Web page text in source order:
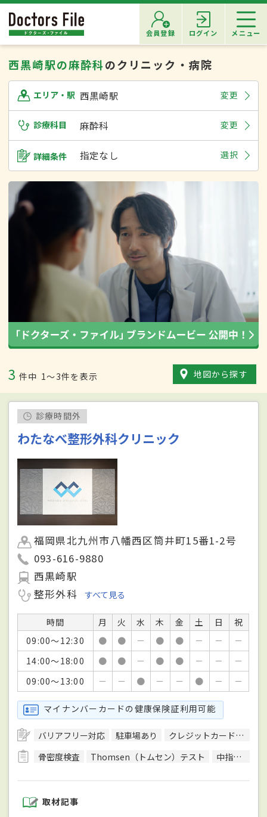
会員登録 ログイン メニュー
西黒崎駅の麻酔科のクリニック・病院
エリア・駅 西黒崎駅 変更
診療科目 麻酔科 変更
詳細条件 指定なし 選択
3 件中 1〜3件を表示 地図から探す
診療時間外
わたなべ整形外科クリニック
福岡県北九州市八幡西区筒井町15番1-2号
093-616-9880
西黒崎駅
整形外科
すべて見る
時間 月 火 水 木 金 土 日
祝
09:00～12:30
● ● － ● ● － －
－
14:00～18:00
● ● － ● ● － －
－
09:00～13:00
－ － ● － － ● － －
マイナンバーカードの健康保険証利用可能
バリアフリー対応 駐車場あり クレジットカード対応
骨密度検査
Thomsen（トムセン）テスト 中指伸展テスト
取材記事